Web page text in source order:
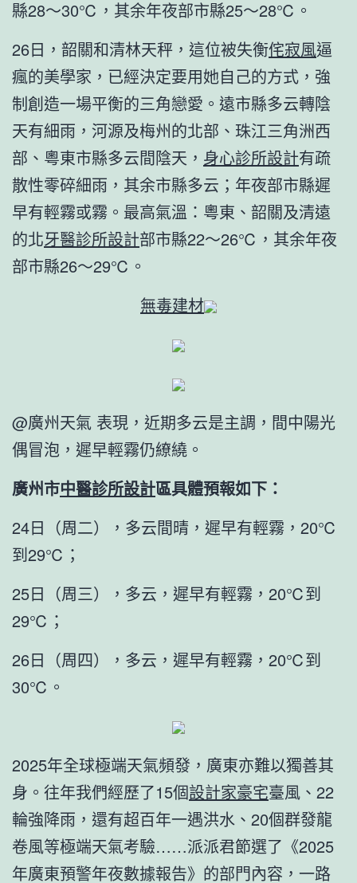
縣28～30℃，其余年夜部市縣25～28℃。
26日，韶關和清林天秤，這位被失衡侘寂風逼
瘋的美學家，已經決定要用她自己的方式，強
制創造一場平衡的三角戀愛。遠市縣多云轉陰
天有細雨，河源及梅州的北部、珠江三角洲西
部、粵東市縣多云間陰天， 身心診所設計有疏
散性零碎細雨，其余市縣多云；年夜部市縣遲
早有輕霧或霧。最高氣溫：粵東、韶關及清遠
的北牙醫診所設計部市縣22～26℃，其余年夜
部市縣26～29℃。
無毒建材
@廣州天氣 表現，近期多云是主調，間中陽光
偶冒泡，遲早輕霧仍繚繞。
廣州市中醫診所設計區具體預報如下：
24日（周二），多云間晴，遲早有輕霧，20℃
到29℃；
25日（周三），多云，遲早有輕霧，20℃到
29℃；
26日（周四），多云，遲早有輕霧，20℃到
30℃。
2025年全球極端天氣頻發，廣東亦難以獨善其
身。往年我們經歷了15個設計家豪宅臺風、22
輪強降雨，還有超百年一遇洪水、20個群發龍
卷風等極端天氣考驗……派派君節選了《2025
年廣東預警年夜數據報告》的部門內容，一路